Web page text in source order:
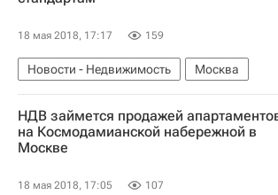
Инфраструктура
Россия
18 мая 2018, 17:17 159
Новости - Недвижимость
Москва
ГК "Инград"
Жилье Россия
НДВ займется продажей
на Космодамианской набережной в
Москве
18 мая 2018, 17:05 107